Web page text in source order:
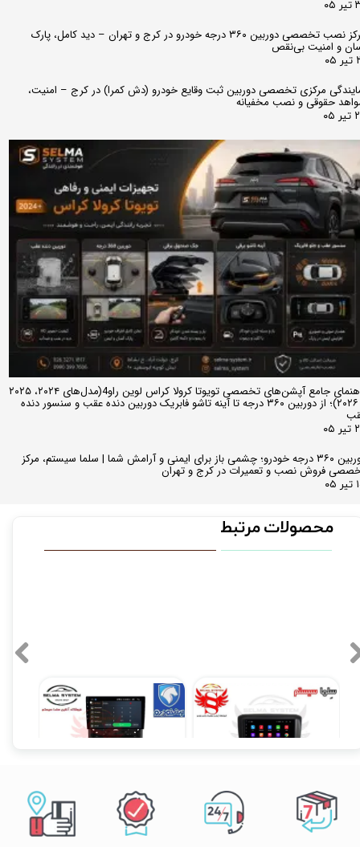
مرکز نصب تخصصی دوربین ۳۶۰ درجه خودرو در کرج و تهران – دید کامل، پارک
و امنیت بی‌نقص
مرکزی تخصصی دوربین ثبت وقایع خودرو (دش کمرا) در کرج – امنیت،
حقوقی و نصب مخفیانه
راهنمای جامع آپشن‌های تخصصی تویوتا کرولا کراس لوین راو4(مدل‌های ۲۰۲۴، ۲۰۲۵
و ۲۰۲۶)؛ از دوربین ۳۶۰ درجه تا آینه تاشو فابریک دوربین دنده عقب و سنسور دنده
دوربین ۳۶۰ درجه خودرو؛ چشمی باز برای ایمنی و آرامش شما | سلما سیستم، مرکز
فروش نصب و تعمیرات در کرج و تهران
محصولات مرتبط
مانیتور فابریک سمند سورن اندروید فولتاچ مدل T3L
۱۲,۹۰۰,۰۰۰ تومان
مانیتور فابریک شاهین سایپا اندروید فول تاچ مدل MTK
۱۷,۸۹۰,۰۰۰ تومان